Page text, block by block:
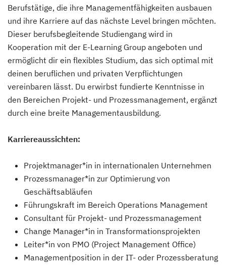
Berufstätige, die ihre Managementfähigkeiten ausbauen
und ihre Karriere auf das nächste Level bringen möchten.
Dieser berufsbegleitende Studiengang wird in
Kooperation mit der E-Learning Group angeboten und
ermöglicht dir ein flexibles Studium, das sich optimal mit
deinen beruflichen und privaten Verpflichtungen
vereinbaren lässt. Du erwirbst fundierte Kenntnisse in
den Bereichen Projekt- und Prozessmanagement, ergänzt
durch eine breite Managementausbildung.
Karriereaussichten:
Projektmanager*in in internationalen Unternehmen
Prozessmanager*in zur Optimierung von
Geschäftsabläufen
Führungskraft im Bereich Operations Management
Consultant für Projekt- und Prozessmanagement
Change Manager*in in Transformationsprojekten
Leiter*in von PMO (Project Management Office)
Managementposition in der IT- oder Prozessberatung